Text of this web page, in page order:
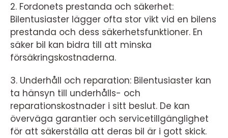
2. Fordonets prestanda och säkerhet:
Bilentusiaster lägger ofta stor vikt vid en bilens
prestanda och dess säkerhetsfunktioner. En
säker bil kan bidra till att minska
försäkringskostnaderna.
3. Underhåll och reparation: Bilentusiaster kan
ta hänsyn till underhålls- och
reparationskostnader i sitt beslut. De kan
överväga garantier och servicetillgänglighet
för att säkerställa att deras bil är i gott skick.